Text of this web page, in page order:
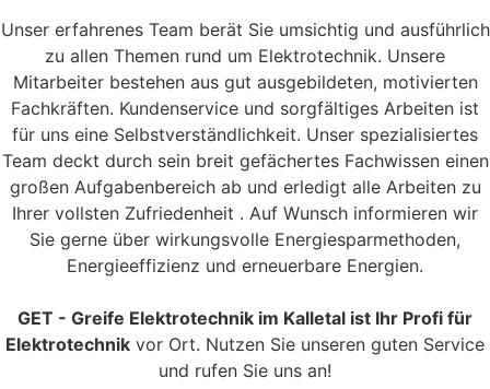
Unser erfahrenes Team berät Sie umsichtig und ausführlich
zu allen Themen rund um Elektrotechnik. Unsere
Mitarbeiter bestehen aus gut ausgebildeten, motivierten
Fachkräften. Kundenservice und sorgfältiges Arbeiten ist
für uns eine Selbstverständlichkeit. Unser spezialisiertes
Team deckt durch sein breit gefächertes Fachwissen einen
großen Aufgabenbereich ab und erledigt alle Arbeiten zu
Ihrer vollsten Zufriedenheit . Auf Wunsch informieren wir
Sie gerne über wirkungsvolle Energiesparmethoden,
Energieeffizienz und erneuerbare Energien.
GET - Greife Elektrotechnik im Kalletal ist Ihr Profi für
Elektrotechnik vor Ort. Nutzen Sie unseren guten Service
und rufen Sie uns an!